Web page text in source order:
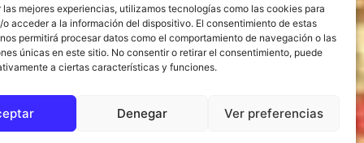
las mejores experiencias, utilizamos tecnologías como las cookies para
o acceder a la información del dispositivo. El consentimiento de estas
permitirá procesar datos como el comportamiento de navegación o las
únicas en este sitio. No consentir o retirar el consentimiento, puede
a ciertas características y funciones.
Denegar Ver preferencias
Compromiso con la Provincia Política de cookies